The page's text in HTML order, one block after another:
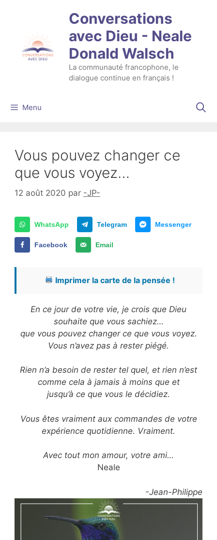
Conversations
avec Dieu - Neale
Donald Walsch
La communauté francophone, le
dialogue continue en français !
Menu
Vous pouvez changer ce
que vous voyez…
12 août 2020 par -JP-
WhatsApp Telegram Messenger
Facebook Email
Imprimer la carte de la pensée !
En ce jour de votre vie, je crois que Dieu
souhaite que vous sachiez…
que vous pouvez changer ce que vous voyez.
Vous n’avez pas à rester piégé.
Rien n’a besoin de rester tel quel, et rien n’est
comme cela à jamais à moins que et
jusqu’à ce que vous le décidiez.
Vous êtes vraiment aux commandes de votre
expérience quotidienne. Vraiment.
Avec tout mon amour, votre ami…
Neale
-Jean-Philippe